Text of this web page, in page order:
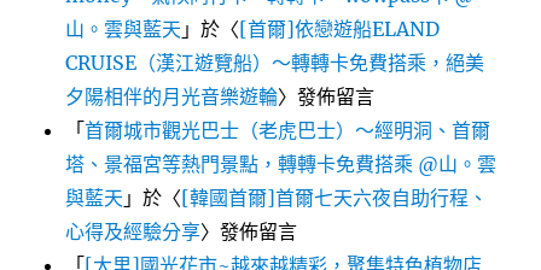
山。雲與藍天 」於〈[首爾]依戀遊船ELAND
CRUISE（漢江遊覽船）～轉轉卡免費搭乘，絕美
夕陽相伴的月光音樂遊輪〉發佈留言
「首爾城市觀光巴士（老虎巴士）～經明洞、首爾
塔、景福宮等熱門景點，轉轉卡免費搭乘 @山。雲
與藍天 」於〈[韓國首爾]首爾七天六夜自助行程、
心得及經驗分享〉發佈留言